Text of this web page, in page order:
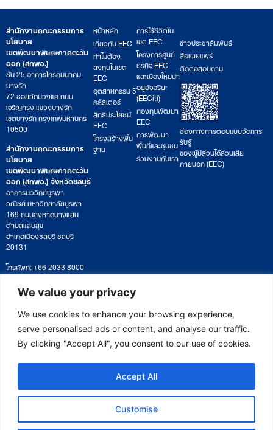
We value your privacy
We use cookies to enhance your browsing experience,
serve personalised ads or content, and analyse our traffic.
By clicking "Accept All", you consent to our use of cookies.
Customise
Accept All
สำนักงานคณะกรรมการ
นโยบาย
เขตพัฒนาพิเศษภาคตะวัน
ออก (สกพอ.)
ชั้น 25 อาคารโทรคมนาคม
บางรัก
72 ซอยวัดม่วงแค ถนน
เจริญกรุง แขวงบางรัก
เขตบางรัก กรุงเทพมหานคร
10500
สำนักงานคณะกรรมการ
นโยบาย
เขตพัฒนาพิเศษภาคตะวัน
ออก (สกพอ.) จังหวัดชลบุรี
อาคารนววิทย์บูรพา
วณิชย์ มหาวิทยาลัยบูรพา
169 ถนนลงหาดบางแสน
ตำบลแสนสุข
อำเภอเมืองชลบุรี ชลบุรี
20131
โทรศัพท์: +66 2033 8000
เวลาทำการ: จันทร์ – ศุกร์
09:00 – 17:00 น.
ติดตามหนังสือหรือยื่นเอกสาร
saraban@eeco.or.th
หน้าหลัก
เกี่ยวกับ EEC
ทำไมต้อง
ลงทุนในเขต
EEC
อุตสาหกรรม 5
คลัสเตอร์
สิทธิประโยชน์
EEC
โครงสร้างพื้น
ฐาน
การใช้ชีวิตใน
เขต EEC
โครงการศูนย์
ธุรกิจ EEC
และเมืองใหม่น่า
อยู่อัจฉริยะ
(EECiti)
กองทุนพัฒนา
EEC
การพัฒนา
พื้นที่และชุมชน
ร่วมงานกับเรา
ข่าวประชาสัมพันธ์
สื่อเผยแพร่
ติดต่อสอบถาม
ช่องทางการตอบแบบวัดการ
รับรู้
ของผู้มีส่วนได้ส่วนเสีย
ภายนอก (EEC)
Copyright © 2025 Eastern Economic Corridor Office (EECO)